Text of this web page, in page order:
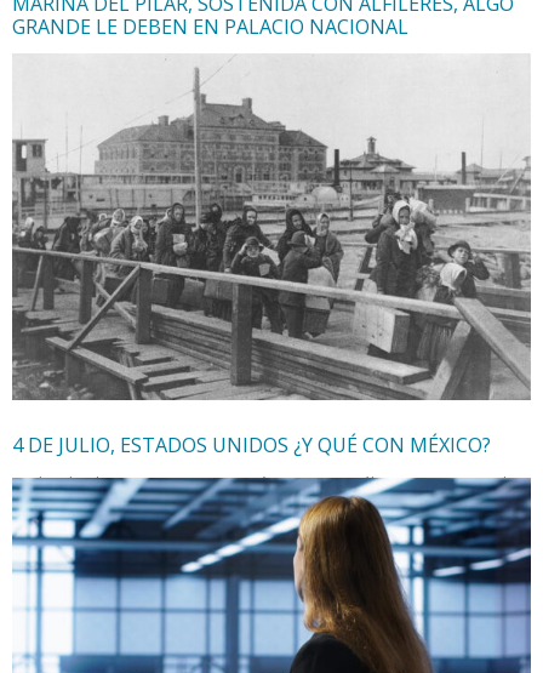
GRANDE LE DEBEN EN PALACIO NACIONAL
Enrique Muñoz
Baja California crimen organizado
seguridad
Está asustada, ofrece una rueda de medios en la que se
cura en salud al reconocer que habrá más audios
comprometedores y recurre a la estrategia de afirmar
que su antecesor, Jaime Bonilla, la engañó…
4 DE JULIO, ESTADOS UNIDOS ¿Y QUÉ CON MÉXICO?
18 de julio de 2026 Francisco José Cruz y González
Internacional
Estados Unidos,mexico,Relación Bilateral,seguridad
Hoy las tierras de América del Norte, que dieron
protección y un hogar a los inmigrantes, han
aumentado brutalmente —vale el calificativo— en